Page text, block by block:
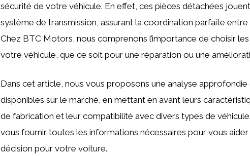
sécurité de votre véhicule. En effet, ces pièces détachées
système de transmission, assurant la coordination parfaite
Chez BTC Motors, nous comprenons l’importance de choisir
votre véhicule, que ce soit pour une réparation ou une
Dans cet article, nous vous proposons une analyse approfondie
disponibles sur le marché, en mettant en avant leurs
de fabrication et leur compatibilité avec divers types de
vous fournir toutes les informations nécessaires pour vous
décision pour votre voiture.